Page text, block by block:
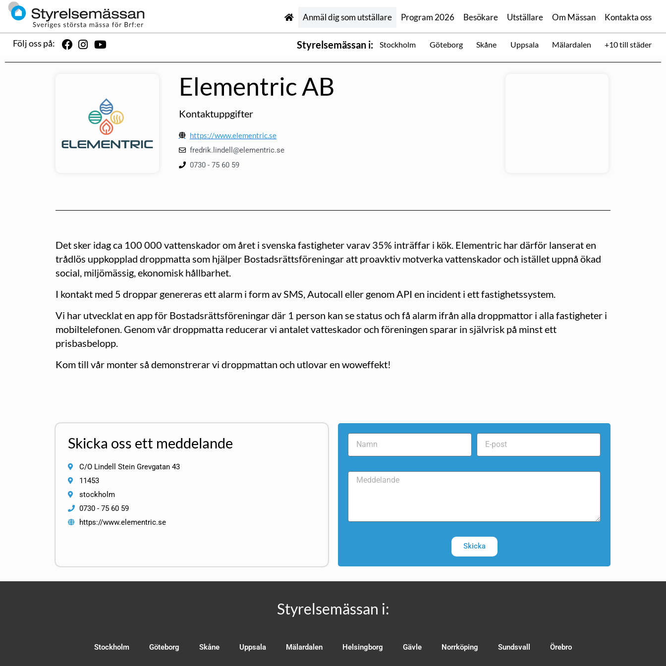
Anmäl dig som utställare Program 2026 Besökare Utställare Om Mässan Kontakta oss
Följ oss på: Styrelsemässan i: Stockholm Göteborg Skåne Uppsala Mälardalen +10 till städer
Elementric AB
Kontaktuppgifter
https://www.elementric.se
fredrik.lindell@elementric.se
0730 - 75 60 59
Det sker idag ca 100 000 vattenskador om året i svenska fastigheter varav 35% inträffar i kök. Elementric har därför lanserat en
trådlös uppkopplad droppmatta som hjälper Bostadsrättsföreningar att proavktiv motverka vattenskador och istället uppnå ökad
social, miljömässig, ekonomisk hållbarhet.
I kontakt med 5 droppar genereras ett alarm i form av SMS, Autocall eller genom API en incident i ett fastighetssystem.
Vi har utvecklat en app för Bostadsrättsföreningar där 1 person kan se status och få alarm ifrån alla droppmattor i alla fastigheter i
mobiltelefonen. Genom vår droppmatta reducerar vi antalet vatteskador och föreningen sparar in självrisk på minst ett
prisbasbelopp.
Kom till vår monter så demonstrerar vi droppmattan och utlovar en woweffekt!
Skicka oss ett meddelande
C/O Lindell Stein Grevgatan 43
11453
stockholm
0730 - 75 60 59
https://www.elementric.se
Skicka
Styrelsemässan i:
Stockholm Göteborg Skåne Uppsala Mälardalen Helsingborg Gävle Norrköping Sundsvall Örebro